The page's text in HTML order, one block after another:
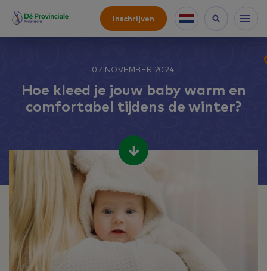
Inschrijven
07 NOVEMBER 2024
Hoe kleed je jouw baby warm en
comfortabel tijdens de winter?